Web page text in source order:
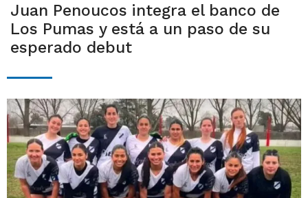
Juan Penoucos integra el banco de
Los Pumas y está a un paso de su
esperado debut